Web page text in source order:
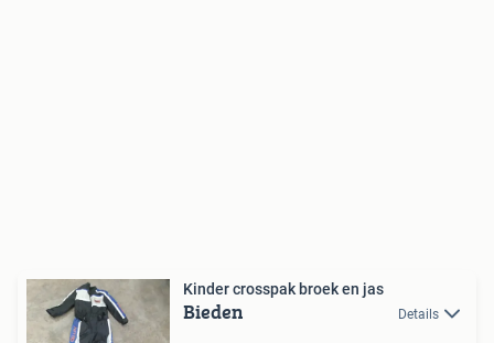
Kinder crosspak broek en jas
Bieden Details